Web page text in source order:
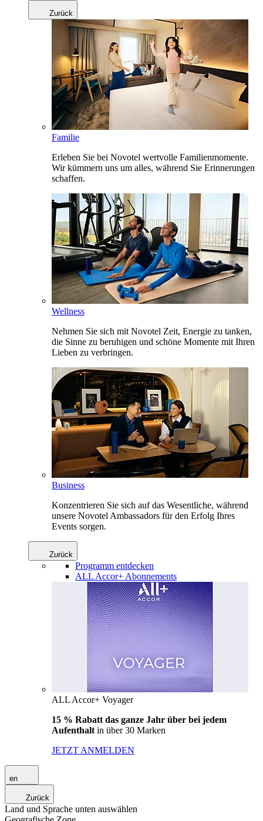
Zurück
Familie
Erleben Sie bei Novotel wertvolle Familienmomente.
Wir kümmern uns um alles, während Sie Erinnerungen
schaffen.
Wellness
Nehmen Sie sich mit Novotel Zeit, Energie zu tanken,
die Sinne zu beruhigen und schöne Momente mit Ihren
Lieben zu verbringen.
Business
Konzentrieren Sie sich auf das Wesentliche, während
unsere Novotel Ambassadors für den Erfolg Ihres
Events sorgen.
Zurück
Programm entdecken
ALL Accor+ Abonnements
ALL Accor+ Voyager
15 % Rabatt das ganze Jahr über bei jedem
Aufenthalt in über 30 Marken
JETZT ANMELDEN
en
Zurück
Land und Sprache unten auswählen